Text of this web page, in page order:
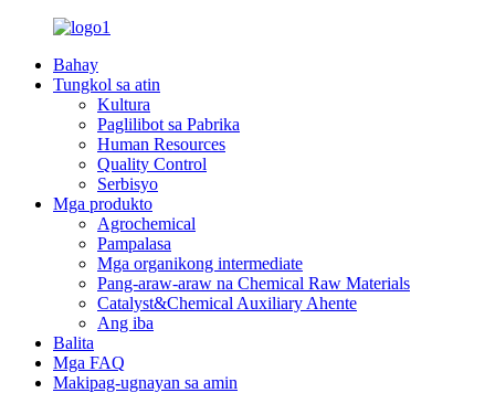
Bahay
Tungkol sa atin
Kultura
Paglilibot sa Pabrika
Human Resources
Quality Control
Serbisyo
Mga produkto
Agrochemical
Pampalasa
Mga organikong intermediate
Pang-araw-araw na Chemical Raw Materials
Catalyst&Chemical Auxiliary Ahente
Ang iba
Balita
Mga FAQ
Makipag-ugnayan sa amin